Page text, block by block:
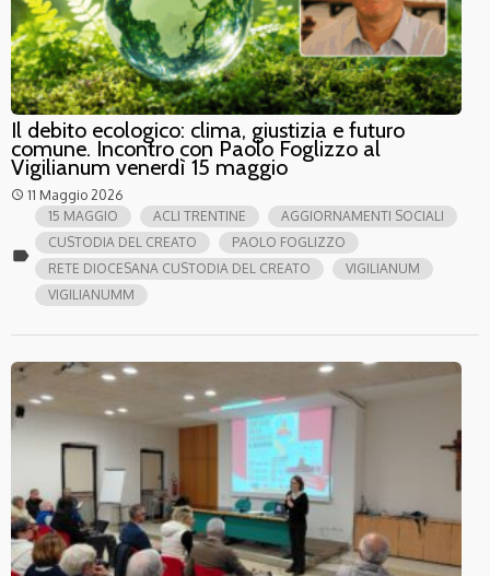
Il debito ecologico: clima, giustizia e futuro
comune. Incontro con Paolo Foglizzo al
Vigilianum venerdì 15 maggio
access_time 11 Maggio 2026
label
15 MAGGIO ACLI TRENTINE
AGGIORNAMENTI SOCIALI
CUSTODIA DEL CREATO
PAOLO FOGLIZZO
RETE DIOCESANA CUSTODIA DEL CREATO
VIGILIANUM
VIGILIANUMM